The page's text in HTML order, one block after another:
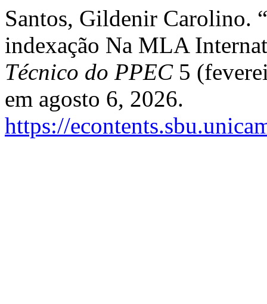
Santos, Gildenir Carolino.
indexação Na MLA
Técnico do PPEC5
em agosto 6, 2026.
https://